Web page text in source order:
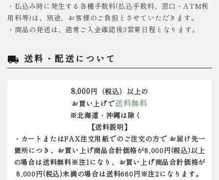
・払込み時に発生する各種手数料(払込手数料、窓口・ATM利
用料等)は、別途、お客様のご負担とさせていただきます。
・商品の発送は、通常ご入金確認後3営業日程となります。
local_shipping 送料・配送について
8,000円（税込）以上の
お買い上げで送料無料
※北海道・沖縄は除く
【送料説明】
・カートまたはFAX注文用紙でのご注文の方で お届け先一
箇所につき、お買い上げ商品合計価格が8,000円(税込)以上
の場合は送料無料※注1になり、お買い上げ商品合計価格が
8,000円(税込)未満の場合は送料660円※注2になります。